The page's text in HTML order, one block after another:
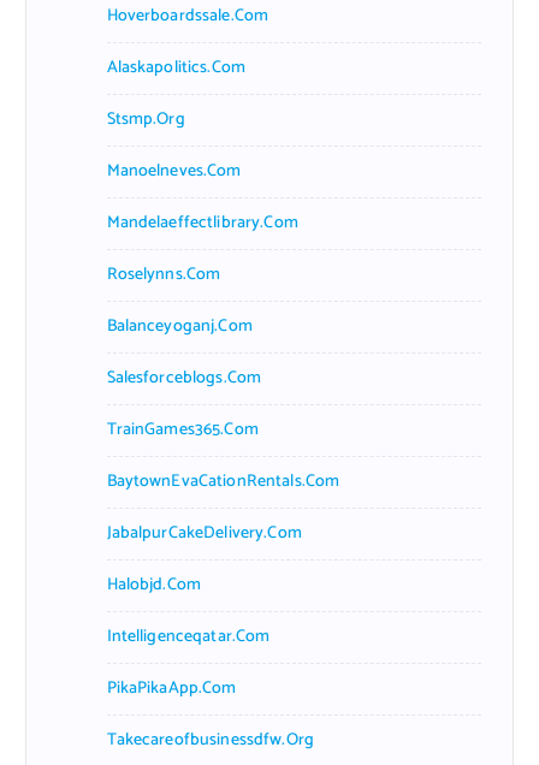
Hoverboardssale.com
Alaskapolitics.com
Stsmp.org
Manoelneves.com
Mandelaeffectlibrary.com
Roselynns.com
Balanceyoganj.com
Salesforceblogs.com
TrainGames365.com
BaytownEvaCationRentals.com
JabalpurCakeDelivery.com
Halobjd.com
Intelligenceqatar.com
PikaPikaApp.com
Takecareofbusinessdfw.org